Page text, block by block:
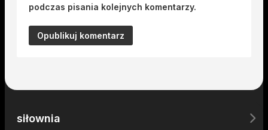
podczas pisania kolejnych komentarzy.
siłownia